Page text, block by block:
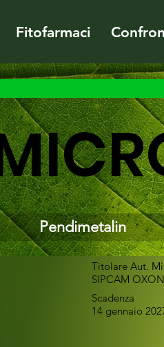
Fitofarmaci
Pendimetalin
Titolare Aut.
SIPCAM
Scadenza
14 gennaio